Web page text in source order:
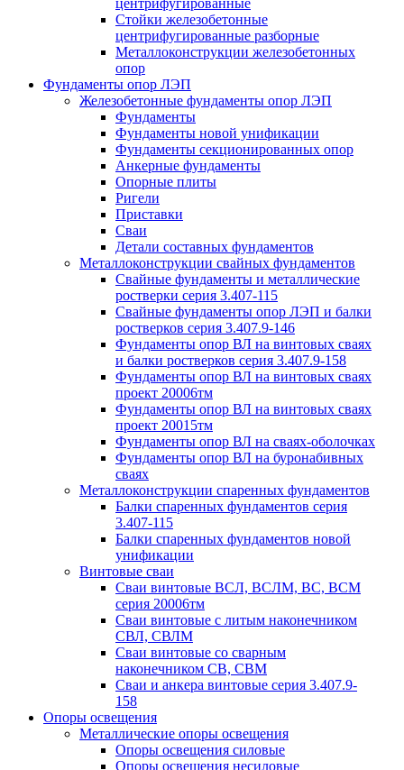
Стойки железобетонные
центрифугированные разборные
Металлоконструкции железобетонных
опор
Фундаменты опор ЛЭП
Железобетонные фундаменты опор ЛЭП
Фундаменты
Фундаменты новой унификации
Фундаменты секционированных опор
Анкерные фундаменты
Опорные плиты
Ригели
Приставки
Сваи
Детали составных фундаментов
Металлоконструкции свайных фундаментов
Свайные фундаменты и металлические
ростверки серия 3.407-115
Свайные фундаменты опор ЛЭП и балки
ростверков серия 3.407.9-146
Фундаменты опор ВЛ на винтовых сваях
и балки ростверков серия 3.407.9-158
Фундаменты опор ВЛ на винтовых сваях
проект 20006тм
Фундаменты опор ВЛ на винтовых сваях
проект 20015тм
Фундаменты опор ВЛ на сваях-оболочках
Фундаменты опор ВЛ на буронабивных
сваях
Металлоконструкции спаренных фундаментов
Балки спаренных фундаментов серия
3.407-115
Балки спаренных фундаментов новой
унификации
Винтовые сваи
Сваи винтовые ВСЛ, ВСЛМ, ВС, ВСМ
серия 20006тм
Сваи винтовые с литым наконечником
СВЛ, СВЛМ
Сваи винтовые со сварным
наконечником СВ, СВМ
Сваи и анкера винтовые серия 3.407.9-
158
Опоры освещения
Металлические опоры освещения
Опоры освещения силовые
Опоры освещения несиловые